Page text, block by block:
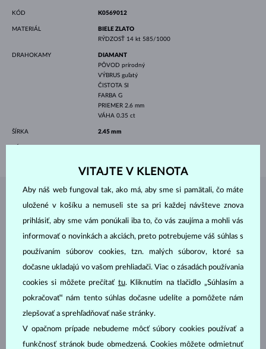
KÓD K0569012
MATERIÁL
BIELE ZLATO
RÝDZOSŤ 14 kt 585/1000
DRAHOKAMY
DIAMANT
PÔVOD prírodný
VÝBRUS guľatý
ČISTOTA SI
FARBA G
PRIEMER 2.6 mm
VÁHA 0.35 ct
ŠÍRKA 2.45 mm
ŠPERKY ZATELIÉRU KLENOTA
VITAJTE V KLENOTA
Aby náš web fungoval tak, ako má, aby sme si pamätali, čo máte
uložené v košíku a nemuseli ste sa pri každej návšteve znova
prihlásiť, aby sme vám ponúkali iba to, čo vás zaujíma a mohli vás
informovať o novinkách a akciách, preto potrebujeme váš súhlas s
používaním súborov cookies, tzn. malých súborov, ktoré sa
dočasne ukladajú vo vašom prehliadači. Viac o zásadách používania
cookies si môžete prečítať tu. Kliknutím na tlačidlo „Súhlasím a
pokračovať“ nám tento súhlas dočasne udelíte a pomôžete nám
zlepšovať a sprehľadňovať naše stránky.
V opačnom prípade nebudeme môcť súbory cookies používať a
funkčnosť stránok bude obmedzená. Cookies môžete odmietnuť